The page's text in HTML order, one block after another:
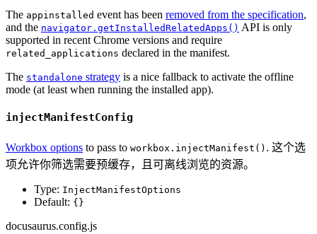
The appinstalled event has been removed from the specification,
and the navigator.getInstalledRelatedApps() API is only
supported in recent Chrome versions and require
related_applications declared in the manifest.
The standalone strategy is a nice fallback to activate the offline
mode (at least when running the installed app).
injectManifestConfig
Workbox options to pass to workbox.injectManifest() . 这个选
项允许你筛选需要预缓存，且可离线浏览的资源。
Type: InjectManifestOptions
Default: {}
docusaurus.config.js